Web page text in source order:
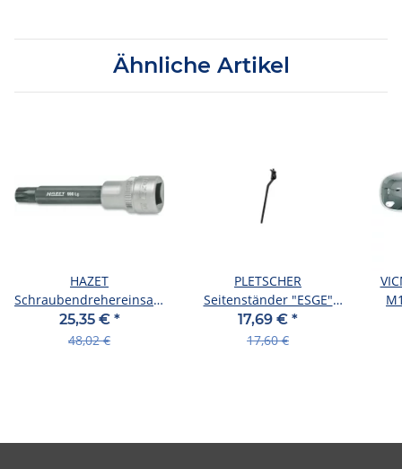
Ähnliche Artikel
HAZET
Schraubendrehereinsatz
"990LG" 1/2", für Inn
M10
25,35 € *
48,02 €
PLETSCHER
Seitenständer "ESGE"
Erst-Montage Alumin
Stützenmaß - 2
17,69 € *
17,60 €